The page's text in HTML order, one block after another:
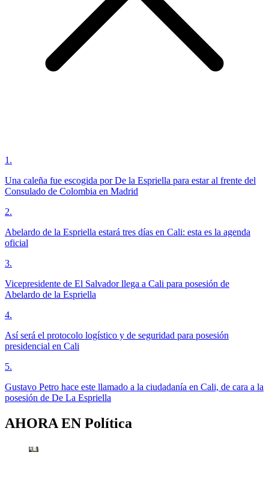
1 .
Una caleña fue escogida por De la Espriella para estar al frente del
Consulado de Colombia en Madrid
2.
Abelardo de la Espriella estará tres días en Cali: esta es la agenda
oficial
3.
Vicepresidente de El Salvador llega a Cali para posesión de
Abelardo de la Espriella
4.
Así será el protocolo logístico y de seguridad para posesión
presidencial en Cali
5.
Gustavo Petro hace este llamado a la ciudadanía en Cali, de cara a la
posesión de De La Espriella
AHORA EN Política